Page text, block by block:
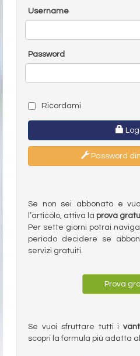
Username
Password
Ricordami
Password
Se non sei abbonato e
l’articolo, attiva la prova
Per sette giorni potrai
periodo decidere se
servizi gratuiti.
Prova
Se vuoi sfruttare tutti i
scopri la formula più adatta